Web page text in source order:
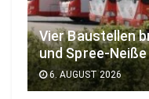
Vier Baustellen
und Spree-Neiße
6. AUGUST 2026